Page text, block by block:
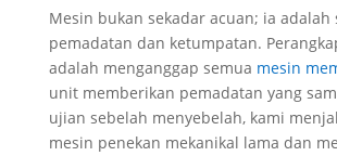
Mesin bukan sekadar acuan; ia adalah
pemadatan dan ketumpatan.
adalah menganggap semua mesin
unit memberikan pemadatan yang
ujian sebelah menyebelah, kami
mesin penekan mekanikal lama dan